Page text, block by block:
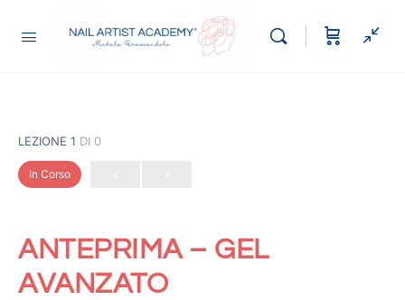
LEZIONE 1 DI 0
In Corso
ANTEPRIMA – GEL
AVANZATO